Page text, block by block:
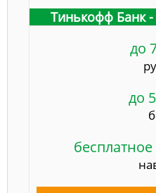
Тинькофф Банк -
до
до